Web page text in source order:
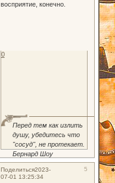
восприятие, конечно.
Перед тем как излить
душу, убедитесь что
"сосуд", не протекает.
Бернард Шоу
0
Поделиться 5
2023-
07-01 13:25:34